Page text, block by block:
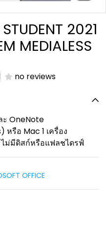
2021
MEDIALESS
no reviews
ะ OneNote
หรือ Mac 1 เครื่อง
ม่มีดิสก์หรือแฟลชไดรฟ์
OFFICE